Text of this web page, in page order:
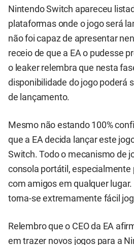
Nintendo Switch apareceu
plataformas onde o jogo será
não foi capaz de apresentar
receio de que a EA o pudesse
o leaker relembra que nesta
disponibilidade do jogo poderá
de lançamento.
Mesmo não estando 100%
que a EA decida lançar este
Switch. Todo o mecanismo de
consola portátil, especialmente
com amigos em qualquer
torna-se extremamente fácil
Relembro que o CEO da EA
em trazer novos jogos para a